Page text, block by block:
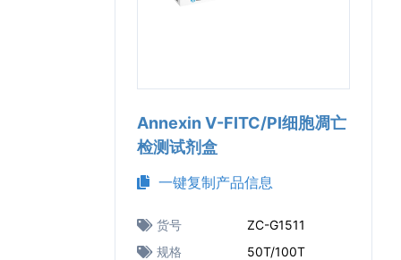
Annexin V-FITC/PI细胞凋亡
检测试剂盒
一键复制产品信息
货号
ZC-G1511
规格
50T/100T